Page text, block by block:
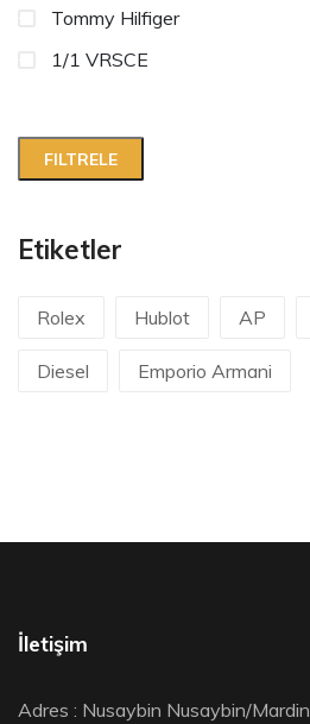
Tommy Hilfiger
1/1 VRSCE
Etiketler
Rolex Hublot AP
Diesel Emporio Armani
İletişim
Adres : Nusaybin Nusaybin/Mardin